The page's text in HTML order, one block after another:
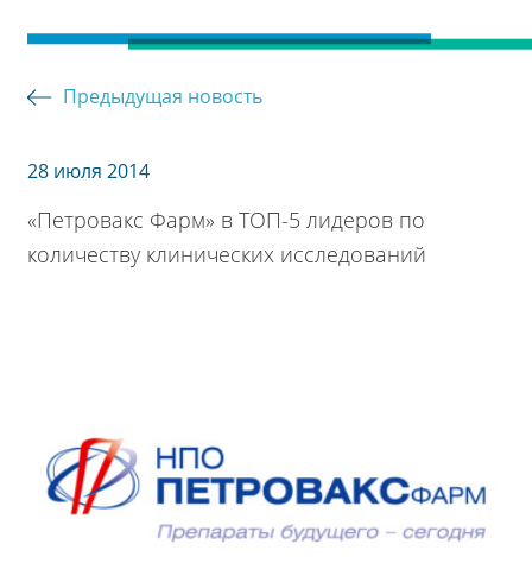
Предыдущая новость
28 июля 2014
«Петровакс Фарм» в ТОП-5 лидеров по
количеству клинических исследований